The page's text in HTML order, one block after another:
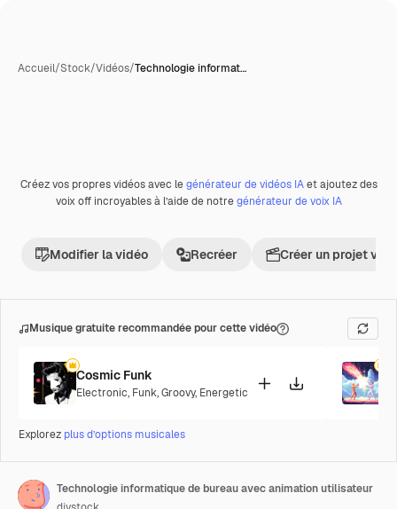
Accueil/Stock/Vidéos/Technologie informat…
Premium
Créez vos propres vidéos avec legénérateur de vidéos IAet ajoutez des
voix off incroyables à l’aide de notregénérateur de voix IA
Modifier la vidéo Recréer Créer un projet
Musique gratuite recommandée pour cette vidéo
Cosmic Funk
Electronic, Funk,Groovy, Energetic
Explorez plus d’options musicales
Technologie informatique de bureau avec animation utilisateur